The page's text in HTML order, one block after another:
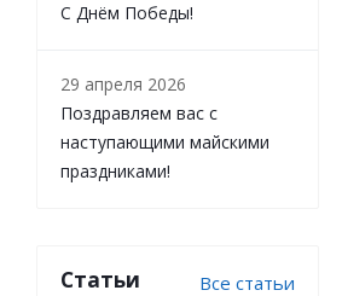
С Днём Победы!
29 апреля 2026
Поздравляем вас с
наступающими майскими
праздниками!
Статьи Все статьи